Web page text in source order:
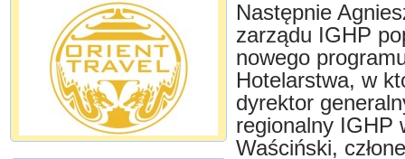
Następnie
zarządu IGHP
nowego
Hotelarstwa, w
dyrektor
regionalny IGHP
Waściński,